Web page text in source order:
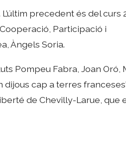
precedent és del curs
Participació i
Àngels Soria.
Pompeu Fabra, Joan Oró,
dijous cap a terres
de Chevilly-Larue, que